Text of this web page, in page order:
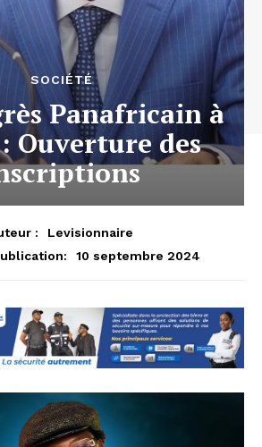
SOCIÉTÉ
Panafricain à
Ouverture des
:
Levisionnaire
10 septembre 2024